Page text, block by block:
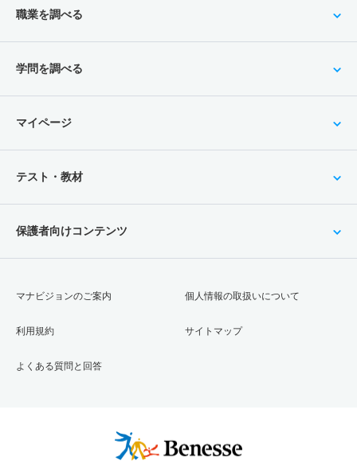
職業を調べる
学問を調べる
マイページ
テスト・教材
保護者向けコンテンツ
マナビジョンのご案内
利用規約
よくある質問と回答
個人情報の取扱いについて
サイトマップ